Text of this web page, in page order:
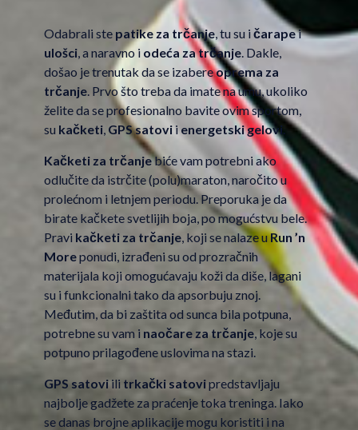
Odabrali ste patike za trčanje , tu su ičarapei
ulošci , a naravno i odeća za trčanje . Dakle,
došao je trenutak da se izabereoprema za
trčanje . Prvo što treba da imate na umu, ukoliko
želite da se profesionalno bavite ovim sportom,
su kačketi GPS satoviienergetski gelovi
Kačketi za trčanjebiće vam potrebni ako
odlučite da istrčite (polu)maraton, naročito u
prolećnom i letnjem periodu. Preporuka je da
birate kačkete svetlijih boja, po mogućstvu bele.
Pravi kačketi za trčanje , koji se nalaze uRun ’n
Moreponudi, izrađeni su od prozračnih
materijala koji omogućavaju koži da diše, lagani
su i funkcionalni tako da apsorbuju znoj.
Međutim, da bi zaštita od sunca bila potpuna,
potrebne su vam i naočare za trčanje, koje su
potpuno prilagođene uslovima na stazi.
GPS satovi ili trkački satovipredstavljaju
najbolje gadžete za praćenje toka treninga. Iako
se danas brojne aplikacije mogu koristiti i na